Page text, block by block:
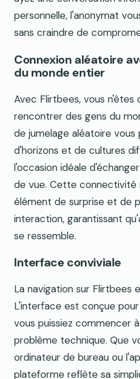
personnelle, l'anonymat
sans craindre de
Connexion aléatoire
du monde entier
Avec Flirtbees, vous n'êtes
rencontrer des gens du
de jumelage aléatoire vous
d'horizons et de cultures
l'occasion idéale
de vue. Cette connectivité
élément de surprise et de
interaction, garantissant
se ressemble.
Interface conviviale
La navigation sur Flirtbees
L'interface est conçue
vous puissiez commencer
problème technique. Que
ordinateur de bureau ou
plateforme reflète sa